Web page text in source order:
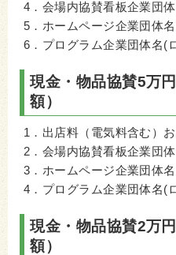
4．会場内協賛看板企業団
5．ホームページ企業団体
6．プログラム企業団体名(
現金・物品協賛5万
額）
1．出店料（電気料含む）
2．会場内協賛看板企業団
3．ホームページ企業団体
4．プログラム企業団体名(
現金・物品協賛2万
額）